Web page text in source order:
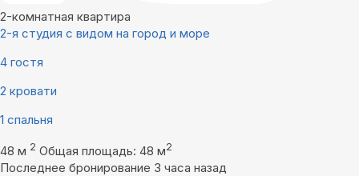
2-комнатная квартира
2-я студия с видом на город и море
4 гостя
2 кровати
1 спальня
48 м 2 Общая площадь: 48 м2
Последнее бронирование 3 часа назад